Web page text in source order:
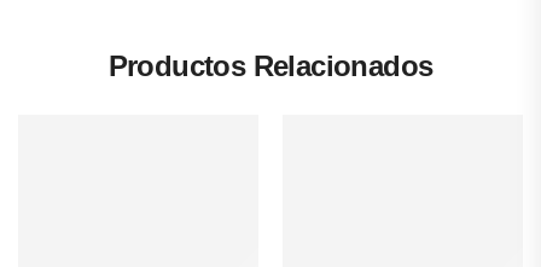
Productos Relacionados